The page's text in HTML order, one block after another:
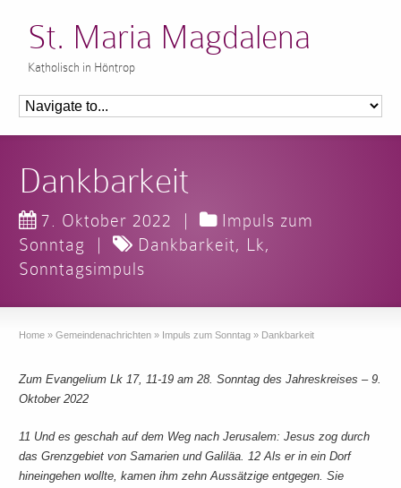
St. Maria Magdalena
Katholisch in Höntrop
Dankbarkeit
7. Oktober 2022 |
Impuls zum
Sonntag
| Dankbarkeit, Lk,
Sonntagsimpuls
Home » Gemeindenachrichten » Impuls zum Sonntag » Dankbarkeit
Zum Evangelium Lk 17, 11-19 am 28. Sonntag des Jahreskreises – 9.
Oktober 2022
11 Und es geschah auf dem Weg nach Jerusalem: Jesus zog durch
das Grenzgebiet von Samarien und Galiläa. 12 Als er in ein Dorf
hineingehen wollte, kamen ihm zehn Aussätzige entgegen. Sie